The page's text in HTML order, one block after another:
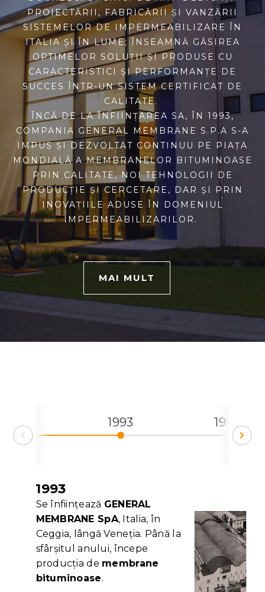
PROIECTĂRII, FABRICĂRII ȘI VANZĂRII
SISTEMELOR DE IMPERMEABILIZARE ÎN
ITALIA ȘI ÎN LUME; ÎNSEAMNĂ GĂSIREA
OPTIMELOR SOLUȚII ȘI PRODUSE CU
CARACTERISTICI ȘI PERFORMANȚE DE
SUCCES ÎNTR-UN SISTEM CERTIFICAT DE
CALITATE.
ÎNCĂ DE LA ÎNFIINȚAREA SA, ÎN 1993,
COMPANIA GENERAL MEMBRANE S.P.A S-A
IMPUS ȘI DEZVOLTAT CONTINUU PE PIAȚA
MONDIALĂ A MEMBRANELOR BITUMINOASE
PRIN CALITATE, NOI TEHNOLOGII DE
PRODUCȚIE ȘI CERCETARE, DAR ȘI PRIN
INOVAȚIILE ADUSE ÎN DOMENIUL
IMPERMEABILIZARILOR.
MAI MULT
1993 1996
1993
Se înființează GENERAL
MEMBRANE SpA, Italia, în
Ceggia, lângă Veneția. Până la
sfârșitul anului, începe
producția de membrane
bituminoase.